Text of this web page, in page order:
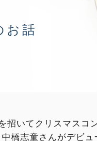
お話
招いてクリスマスコ
中橋志童さんがデビュ